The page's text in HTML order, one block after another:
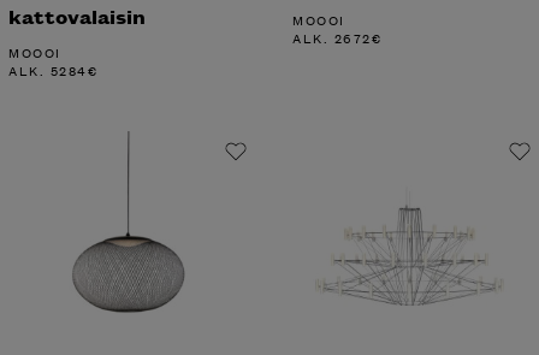
kattovalaisin
MOOOI
ALK. 5284€
MOOOI
ALK. 2672€